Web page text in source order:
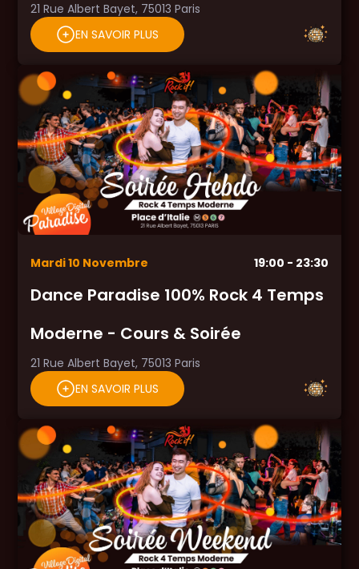
21 Rue Albert Bayet, 75013 Paris
EN SAVOIR PLUS
Mardi10 Novembre 19:00 - 23:30
Dance Paradise 100% Rock 4 Temps
Moderne - Cours & Soirée
21 Rue Albert Bayet, 75013 Paris
EN SAVOIR PLUS